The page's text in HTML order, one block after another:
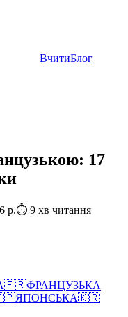
ВчитиБлог
17
р.⏱ 9 хв читання
🇫🇷ФРАНЦУЗЬКА
ЯПОНСЬКА🇰🇷